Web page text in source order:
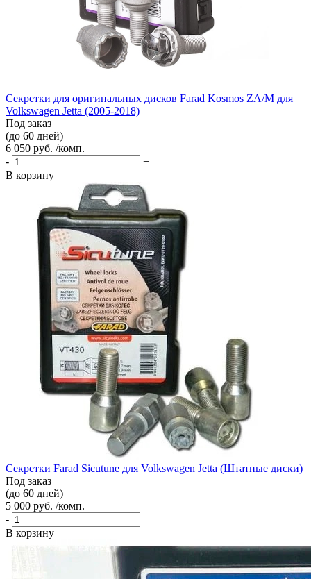
Секретки для оригинальных дисков Farad Kosmos ZA/M для
Volkswagen Jetta (2005-2018)
Под заказ
(до 60 дней)
6 050 руб. /комп.
-
+
В корзину
Секретки Farad Sicutune для Volkswagen Jetta (Штатные диски)
Под заказ
(до 60 дней)
5 000 руб. /комп.
-
+
В корзину